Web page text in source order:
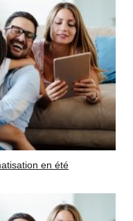
en été